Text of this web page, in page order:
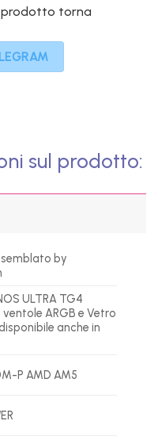
prodotto torna
sul prodotto:
by
ULTRA TG4
ventole ARGB e Vetro
anche in
P AMD AM5